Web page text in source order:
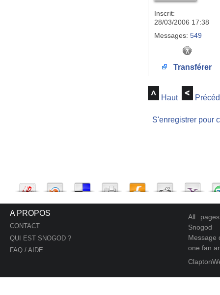
Inscrit:
28/03/2006 17:38
Messages: 549
Transférer
Haut
S'enregistrer pour
A PROPOS
CONTACT
QUI EST SNOGOD ?
FAQ / AIDE
All
Snogod
Message
one fan